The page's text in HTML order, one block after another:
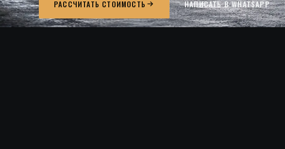
РАССЧИТАТЬ СТОИМОСТЬ НАПИСАТЬ В WHATSAPP